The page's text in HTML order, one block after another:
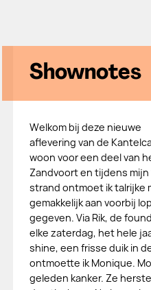
Shownotes
Welkom bij deze nieuwe
aflevering van de
woon voor een deel van
Zandvoort en tijdens
strand ontmoet ik talrijke
gemakkelijk aan voorbij
gegeven. Via Rik, de
elke zaterdag, het hele
shine, een frisse duik in
ontmoette ik Monique.
geleden kanker. Ze